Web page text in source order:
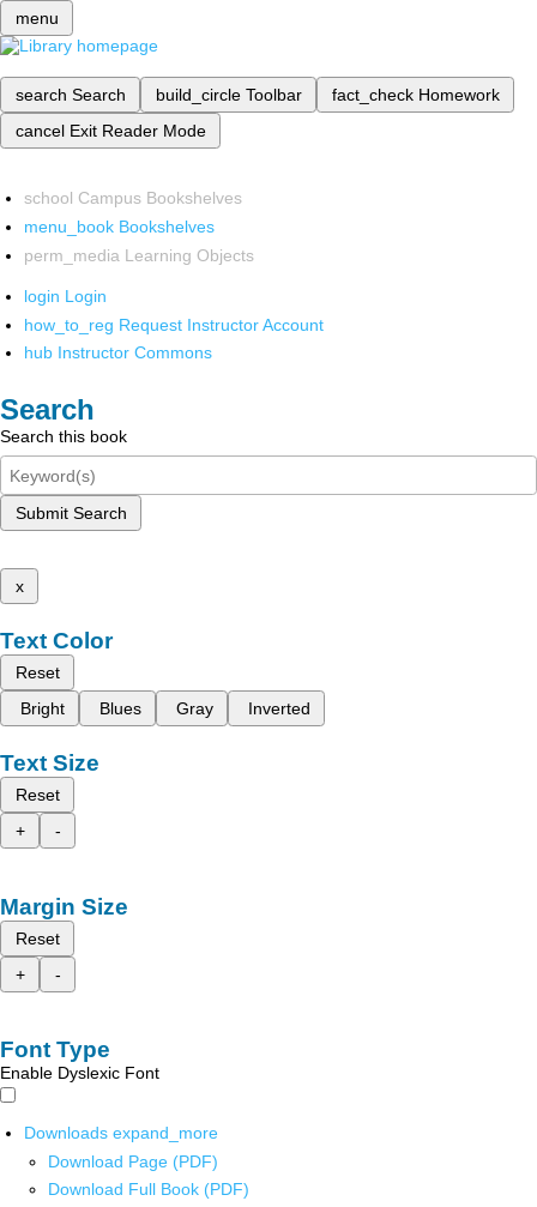
menu
search Search build_circle Toolbar fact_check Homework
cancel Exit Reader Mode
school Campus Bookshelves
menu_book Bookshelves
perm_media Learning Objects
login Login
how_to_reg Request Instructor Account
hub Instructor Commons
Search
Search this book
Submit Search
x
Text Color
Reset
Bright
Blues Gray Inverted
Text Size
Reset
+
-
Margin Size
Reset
+
-
Font Type
Enable Dyslexic Font
Downloads expand_more
Download Page (PDF)
Download Full Book (PDF)